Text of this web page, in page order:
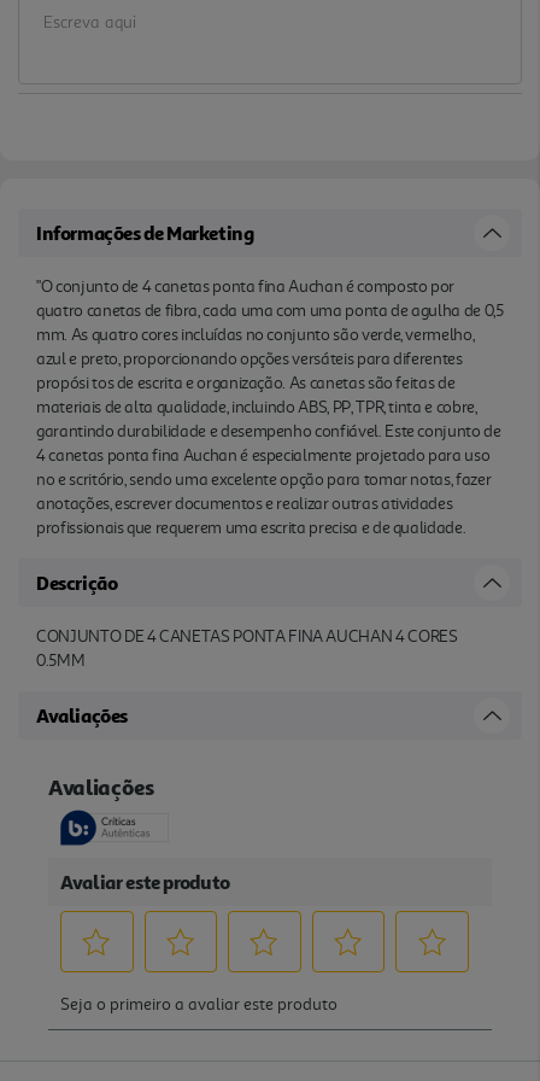
sendo uma excelente opção para tomar notas,
outras atividades profissionais que requerem uma
Informações de Marketing
"O conjunto de 4 canetas ponta fina Auchan é composto por
quatro canetas de fibra, cada uma com uma ponta de agulha de 0,5
mm. As quatro cores incluídas no conjunto são verde, vermelho,
azul e preto, proporcionando opções versáteis para diferentes
propósi tos de escrita e organização. As canetas são feitas de
materiais de alta qualidade, incluindo ABS, PP, TPR, tinta e cobre,
garantindo durabilidade e desempenho confiável. Este conjunto de
4 canetas ponta fina Auchan é especialmente projetado para uso
no e scritório, sendo uma excelente opção para tomar notas, fazer
anotações, escrever documentos e realizar outras atividades
profissionais que requerem uma escrita precisa e de qualidade.
Descrição
CONJUNTO DE 4 CANETAS PONTA FINA AUCHAN 4 CORES
0.5MM
Avaliações